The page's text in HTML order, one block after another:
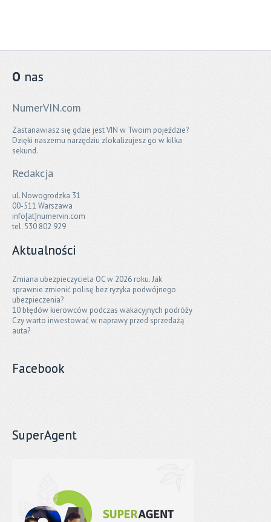
O nas
NumerVIN.com
Zastanawiasz się gdzie jest VIN w Twoim pojeździe?
Dzięki naszemu narzędziu zlokalizujesz go w kilka
sekund.
Redakcja
ul. Nowogrodzka 31
00-511 Warszawa
info[at]numervin.com
tel. 530 802 929
Aktualności
Zmiana ubezpieczyciela OC w 2026 roku. Jak
sprawnie zmienić polisę bez ryzyka podwójnego
ubezpieczenia?
10 błędów kierowców podczas wakacyjnych podróży
Czy warto inwestować w naprawy przed sprzedażą
auta?
Facebook
SuperAgent